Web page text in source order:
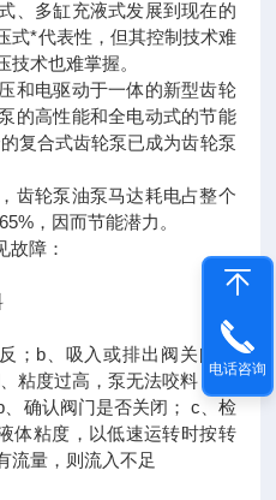
、多缸充液式发展到现在的
式*代表性，但其控制技术难
技术也难掌握。
和电驱动于一体的新型齿轮
的高性能和全电动式的节能
复合式齿轮泵已成为齿轮泵
齿轮泵油泵马达耗电占整个
，因而节能潜力。
故障：
；b、吸入或排出阀关闭；
粘度过高，泵无法咬料
确认阀门是否关闭； c、检
体粘度，以低速运转时按转
流量，则流入不足
电话咨询